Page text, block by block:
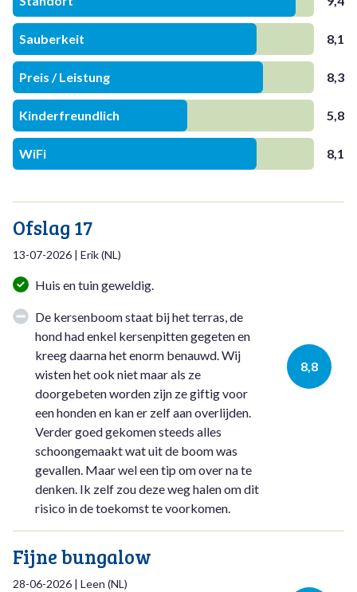
Sauberkeit 8,1
Preis / Leistung 8,3
Kinderfreundlich 5,8
WiFi 8,1
Ofslag 17
13-07-2026 | Erik(NL)
8,8
Huis en tuin geweldig.
De kersenboom staat bij het terras, de
hond had enkel kersenpitten gegeten en
kreeg daarna het enorm benauwd. Wij
wisten het ook niet maar als ze
doorgebeten worden zijn ze giftig voor
een honden en kan er zelf aan overlijden.
Verder goed gekomen steeds alles
schoongemaakt wat uit de boom was
gevallen. Maar wel een tip om over na te
denken. Ik zelf zou deze weg halen om dit
risico in de toekomst te voorkomen.
Fijne bungalow
28-06-2026 | Leen (NL)